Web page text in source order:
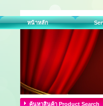
หน้าหลัก
ค้นหาสินค้า Product Search